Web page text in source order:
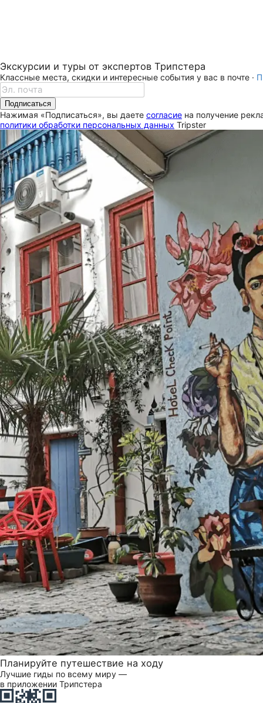
Экскурсии и туры от экспертов Трипстера
Классные места, скидки и интересные события у вас в почте ·
Подписаться
Нажимая «Подписаться», вы даете согласие на получение
политики обработки персональных данных Tripster
Планируйте путешествие на ходу
Лучшие гиды по всему миру —
в приложении Трипстера